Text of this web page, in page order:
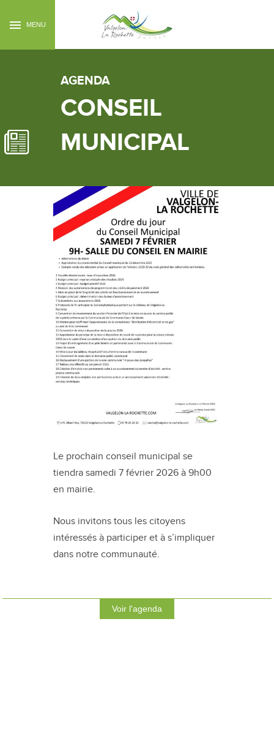
MENU
AGENDA
CONSEIL
MUNICIPAL
Le prochain conseil municipal se
tiendra samedi 7 février 2026 à 9h00
en mairie.
Nous invitons tous les citoyens
intéressés à participer et à s’impliquer
dans notre communauté.
Voir l'agenda